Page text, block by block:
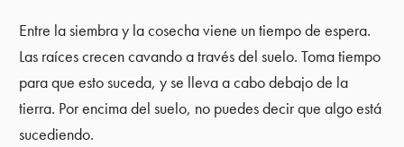
Entre la siembra y la cosecha viene un tiempo de espera.
Las raíces crecen cavando a través del suelo. Toma tiempo
para que esto suceda, y se lleva a cabo debajo de la
tierra. Por encima del suelo, no puedes decir que algo está
sucediendo.